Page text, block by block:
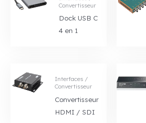
Convertisseur
Dock USB C
4 en 1
Interfaces /
Convertisseur
Convertisseur
HDMI / SDI